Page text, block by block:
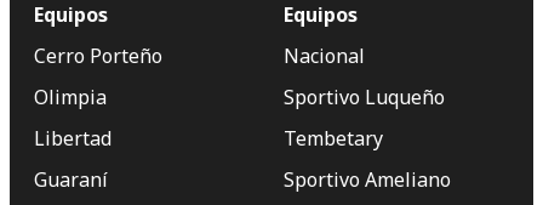
Equipos
Cerro Porteño
Olimpia
Libertad
Guaraní
Equipos
Nacional
Sportivo Luqueño
Tembetary
Sportivo Ameliano